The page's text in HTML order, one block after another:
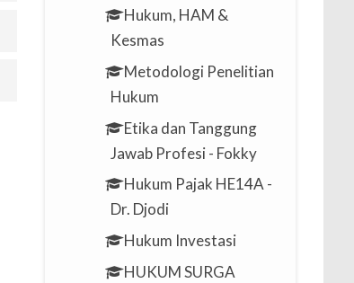
Hukum, HAM &
Kesmas
Metodologi Penelitian
Hukum
Etika dan Tanggung
Jawab Profesi - Fokky
Hukum Pajak HE14A -
Dr. Djodi
Hukum Investasi
HUKUM SURGA